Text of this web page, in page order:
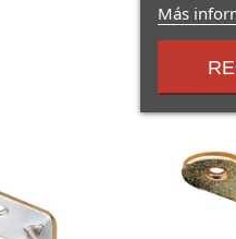
Más